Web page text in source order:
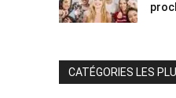
CATÉGORIES LES